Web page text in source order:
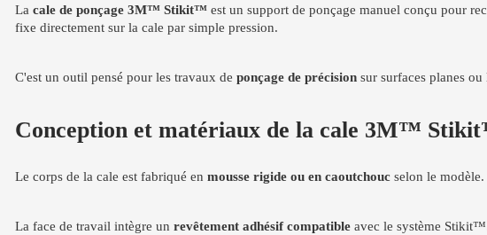
La cale de ponçage 3M™ Stikit™ est un support de ponçage manuel conçu pour
fixe directement sur la cale par simple pression.
C'est un outil pensé pour les travaux de ponçage de précision sur surfaces planes
Conception et matériaux de la cale 3M™
Le corps de la cale est fabriqué en mousse rigide ou en caoutchouc selon le
La face de travail intègre un revêtement adhésif compatible avec le système